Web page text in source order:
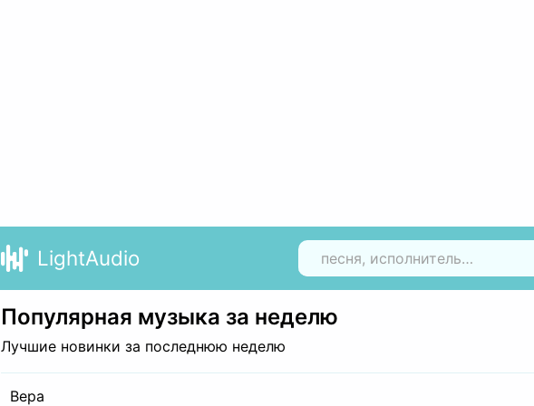
LightAudio
Популярная музыка за неделю
Лучшие новинки за последнюю неделю
Вера